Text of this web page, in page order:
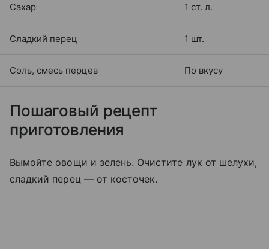
Сахар 1 ст. л.
Сладкий перец 1 шт.
Соль, смесь перцев По вкусу
Пошаговый рецепт
приготовления
Вымойте овощи и зелень. Очистите лук от шелухи,
сладкий перец — от косточек.